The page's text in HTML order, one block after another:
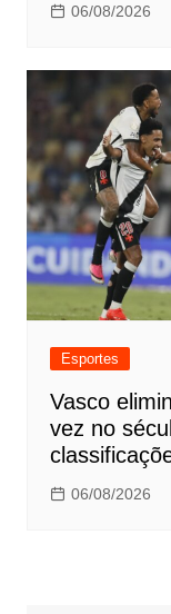
06/08/2026
Esportes
Vasco
vez no
06/08/2026